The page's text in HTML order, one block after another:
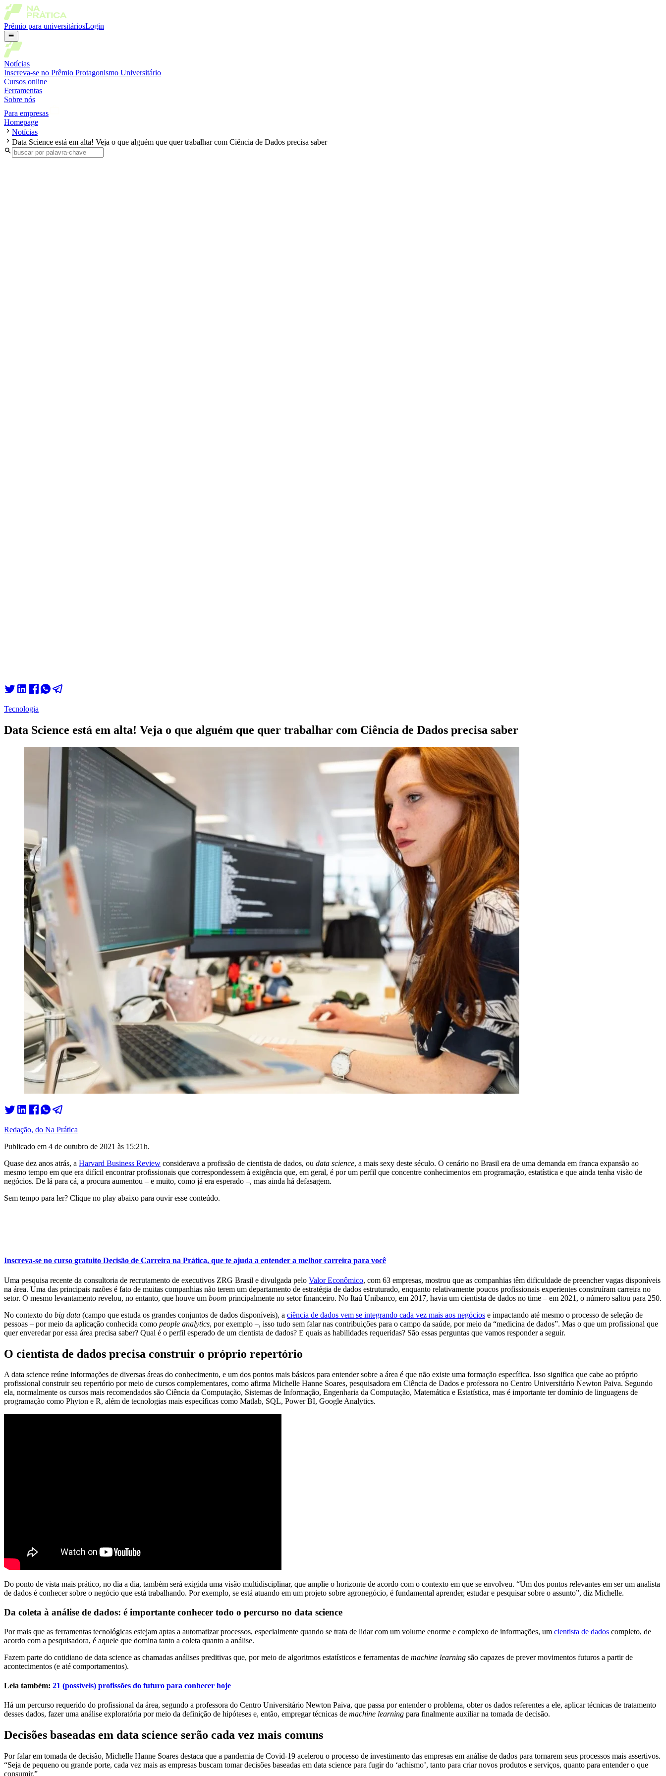
Prêmio para universitáriosLogin
Notícias
Inscreva-se no Prêmio Protagonismo Universitário
Cursos online
Ferramentas
Sobre nós
Para empresas
Homepage
Notícias
Data Science está em alta! Veja o que alguém que quer trabalhar com Ciência de Dados precisa saber
Tecnologia
Data Science está em alta! Veja o que alguém que quer trabalhar com Ciência de Dados precisa saber
Redação, do Na Prática
Publicado em 4 de outubro de 2021 às 15:21h.
Quase dez anos atrás, a Harvard Business Review considerava a profissão de cientista de dados, ou data science, a mais sexy deste século. O cenário no Brasil era de uma demanda em franca expansão ao
mesmo tempo em que era difícil encontrar profissionais que correspondessem à exigência que, em geral, é por um perfil que concentre conhecimentos em programação, estatística e que ainda tenha visão de
negócios. De lá para cá, a procura aumentou – e muito, como já era esperado –, mas ainda há defasagem.
Sem tempo para ler? Clique no play abaixo para ouvir esse conteúdo.
Inscreva-se no curso gratuito Decisão de Carreira na Prática, que te ajuda a entender a melhor carreira para você
Uma pesquisa recente da consultoria de recrutamento de executivos ZRG Brasil e divulgada pelo Valor Econômico, com 63 empresas, mostrou que as companhias têm dificuldade de preencher vagas disponíveis
na área. Uma das principais razões é fato de muitas companhias não terem um departamento de estratégia de dados estruturado, enquanto relativamente poucos profissionais experientes construíram carreira no
setor. O mesmo levantamento revelou, no entanto, que houve um boom principalmente no setor financeiro. No Itaú Unibanco, em 2017, havia um cientista de dados no time – em 2021, o número saltou para 250.
No contexto do big data (campo que estuda os grandes conjuntos de dados disponíveis), a ciência de dados vem se integrando cada vez mais aos negócios e impactando até mesmo o processo de seleção de
pessoas – por meio da aplicação conhecida como people analytics, por exemplo –, isso tudo sem falar nas contribuições para o campo da saúde, por meio da “medicina de dados”. Mas o que um profissional que
quer enveredar por essa área precisa saber? Qual é o perfil esperado de um cientista de dados? E quais as habilidades requeridas? São essas perguntas que vamos responder a seguir.
O cientista de dados precisa construir o próprio repertório
A data science reúne informações de diversas áreas do conhecimento, e um dos pontos mais básicos para entender sobre a área é que não existe uma formação específica. Isso significa que cabe ao próprio
profissional construir seu repertório por meio de cursos complementares, como afirma Michelle Hanne Soares, pesquisadora em Ciência de Dados e professora no Centro Universitário Newton Paiva. Segundo
ela, normalmente os cursos mais recomendados são Ciência da Computação, Sistemas de Informação, Engenharia da Computação, Matemática e Estatística, mas é importante ter domínio de linguagens de
programação como Phyton e R, além de tecnologias mais específicas como Matlab, SQL, Power BI, Google Analytics.
Do ponto de vista mais prático, no dia a dia, também será exigida uma visão multidisciplinar, que amplie o horizonte de acordo com o contexto em que se envolveu. “Um dos pontos relevantes em ser um analista
de dados é conhecer sobre o negócio que está trabalhando. Por exemplo, se está atuando em um projeto sobre agronegócio, é fundamental aprender, estudar e pesquisar sobre o assunto”, diz Michelle.
Da coleta à análise de dados: é importante conhecer todo o percurso no data science
Por mais que as ferramentas tecnológicas estejam aptas a automatizar processos, especialmente quando se trata de lidar com um volume enorme e complexo de informações, um cientista de dados completo, de
acordo com a pesquisadora, é aquele que domina tanto a coleta quanto a análise.
Fazem parte do cotidiano de data science as chamadas análises preditivas que, por meio de algoritmos estatísticos e ferramentas de machine learning são capazes de prever movimentos futuros a partir de
acontecimentos (e até comportamentos).
Leia também: 21 (possíveis) profissões do futuro para conhecer hoje
Há um percurso requerido do profissional da área, segundo a professora do Centro Universitário Newton Paiva, que passa por entender o problema, obter os dados referentes a ele, aplicar técnicas de tratamento
desses dados, fazer uma análise exploratória por meio da definição de hipóteses e, então, empregar técnicas de machine learning para finalmente auxiliar na tomada de decisão.
Decisões baseadas em data science serão cada vez mais comuns
Por falar em tomada de decisão, Michelle Hanne Soares destaca que a pandemia de Covid-19 acelerou o processo de investimento das empresas em análise de dados para tornarem seus processos mais assertivos.
“Seja de pequeno ou grande porte, cada vez mais as empresas buscam tomar decisões baseadas em data science para fugir do ‘achismo’, tanto para criar novos produtos e serviços, quanto para entender o que
consumir.”